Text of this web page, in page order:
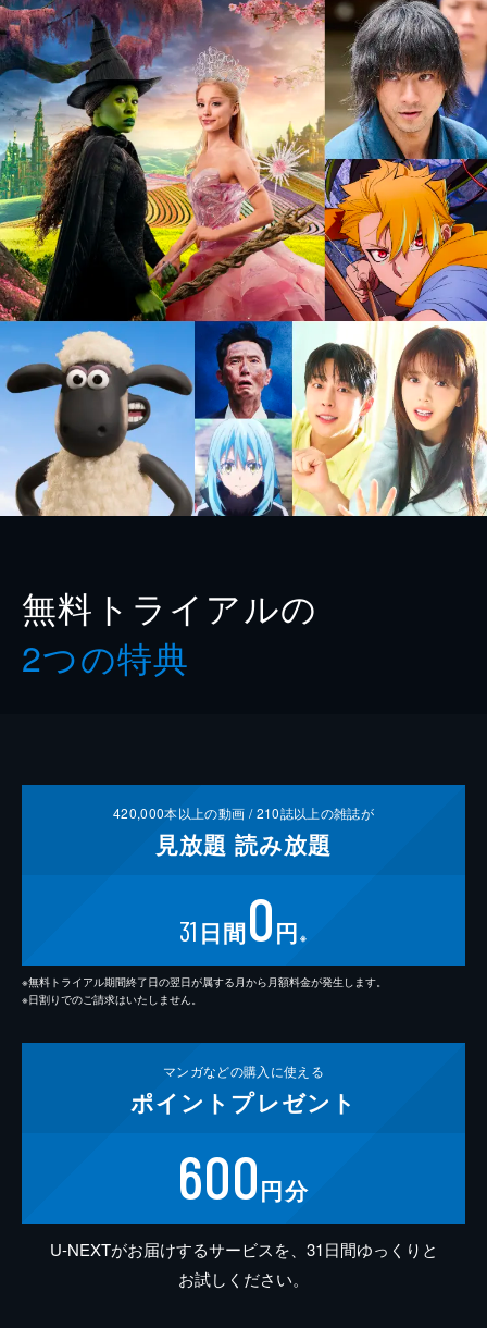
無料トライアルの
2つの特典
420,000本以上の動画 /210誌以上の雑誌が
見放題 読み放題
31 日間0円 ※
※無料トライアル期間終了日の翌日が属する月から月額料金が発生します。
※日割りでのご請求はいたしません。
マンガなどの購入に使える
ポイント プレゼント
600円分
U-NEXTがお届けするサービスを、31日間ゆっくりと
お試しください。